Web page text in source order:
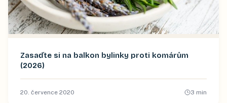
Zasaďte si na balkon bylinky proti komárům
(2026)
20. července 2020 3 min